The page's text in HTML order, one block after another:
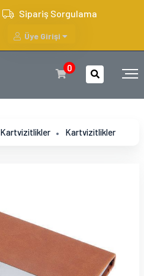
Sipariş Sorgulama
Üye Girişi
0
Kartvizitlikler Kartvizitlikler